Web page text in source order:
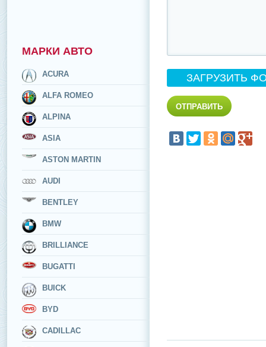
МАРКИ АВТО
ACURA
ALFA ROMEO
ALPINA
ASIA
ASTON MARTIN
AUDI
BENTLEY
BMW
BRILLIANCE
BUGATTI
BUICK
BYD
CADILLAC
ЗАГРУЗИТЬ